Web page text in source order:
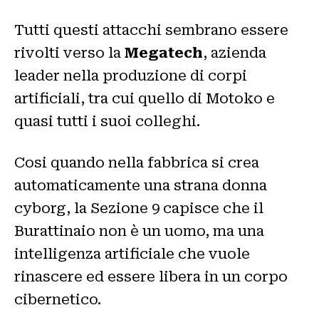
Tutti questi attacchi sembrano essere
rivolti verso la Megatech, azienda
leader nella produzione di corpi
artificiali, tra cui quello di Motoko e
quasi tutti i suoi colleghi.
Cosi quando nella fabbrica si crea
automaticamente una strana donna
cyborg, la Sezione 9 capisce che il
Burattinaio non è un uomo, ma una
intelligenza artificiale che vuole
rinascere ed essere libera in un corpo
cibernetico.